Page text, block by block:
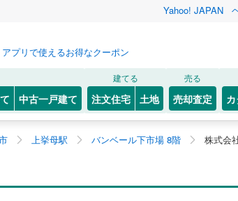
Yahoo! JAPAN
プリで使えるお得なクーポン
中古一戸建て
建てる
注文住宅 土地
売る
売却査定
上挙母駅 バンベール下市場 8階 株式会